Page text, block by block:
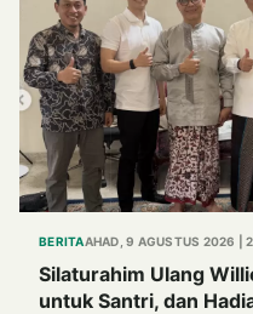
BERITAAHAD, 9 AGUSTUS 2026 |
Silaturahim Ulang
untuk Santri, dan